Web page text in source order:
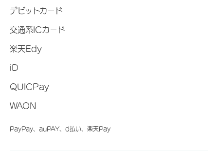
デビットカード
交通系ICカード
楽天Edy
iD
QUICPay
WAON
PayPay、auPAY、d払い、楽天Pay